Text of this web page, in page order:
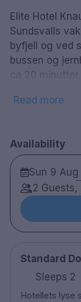
Elite Hotel
Sundsvalls
byfjell og ved
bussen og
ca 20
bil.
mest kjente
fantastiske
ved
med knust
minst hesten
tiden da
dager.
eller badekar.
strykebrett
Read more
Availability
Sun 9
2 Guests,
Standard
Sleeps 2
Hotellets lyse